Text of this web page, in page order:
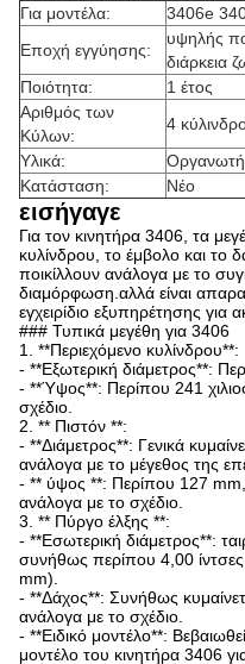
Για μοντέλα:
3406e
Εποχή εγγύησης:
υψηλής
διάρκεια
Ποιότητα:
1 έτος
Αριθμός των
Κύλων:
4
Υλικά:
Κατάσταση:
Νέο
εισήγαγε
Για τον κινητήρα 3406, τα
κυλίνδρου, το έμβολο και το
ποικίλλουν ανάλογα με το
διαμόρφωση.αλλά είναι
εγχειρίδιο εξυπηρέτησης για
### Τυπικά μεγέθη για 3406
1. **Περιεχόμενο κυλίνδρου**:
- **Εξωτερική διάμετρος**:
- **Ύψος**: Περίπου 241
σχέδιο.
2. ** Πιστόν **:
- **Διάμετρος**: Γενικά
ανάλογα με το μέγεθος της
- ** ύψος **: Περίπου 127 mm,
ανάλογα με το σχέδιο.
3. ** Πύργο έλξης **:
- **Εσωτερική διάμετρος**:
συνήθως περίπου 4,00
mm).
- **Δάχος**: Συνήθως
ανάλογα με το σχέδιο.
- **Ειδικό μοντέλο**:
μοντέλο του κινητήρα 3406